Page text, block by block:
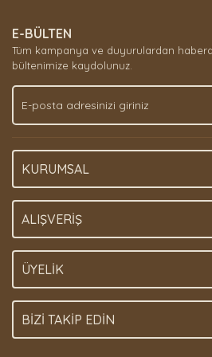
E-BÜLTEN
Tüm kampanya ve duyurulardan
bültenimize kaydolunuz.
KURUMSAL
ALIŞVERİŞ
ÜYELİK
BİZİ TAKİP EDİN
TUZLU SU
EKİPMANLARI
İlaçlar ve
Sürüngen
Filtreleri
Çarklar